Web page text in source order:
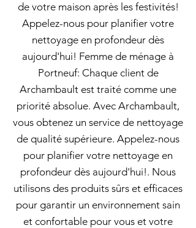
de votre maison après les festivités!
Appelez-nous pour planifier votre
nettoyage en profondeur dès
aujourd'hui! Femme de ménage à
Portneuf: Chaque client de
Archambault est traité comme une
priorité absolue. Avec Archambault,
vous obtenez un service de nettoyage
de qualité supérieure. Appelez-nous
pour planifier votre nettoyage en
profondeur dès aujourd'hui!. Nous
utilisons des produits sûrs et efficaces
pour garantir un environnement sain
et confortable pour vous et votre